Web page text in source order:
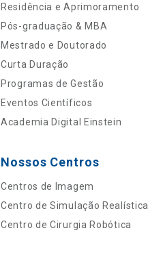
Residência e Aprimoramento
Pós-graduação & MBA
Mestrado e Doutorado
Curta Duração
Programas de Gestão
Eventos Científicos
Academia Digital Einstein
Nossos Centros
Centros de Imagem
Centro de Simulação Realística
Centro de Cirurgia Robótica